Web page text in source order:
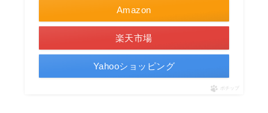
Amazon
楽天市場
Yahooショッピング
ポチップ